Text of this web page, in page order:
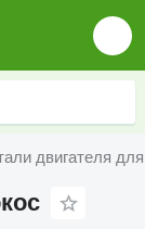
двигателя